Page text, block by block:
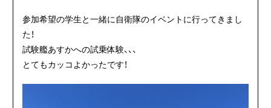
参加希望の学生と一緒に自衛隊のイベントに行ってきまし
た！
試験艦あすかへの試乗体験、、、
とてもカッコよかったです！